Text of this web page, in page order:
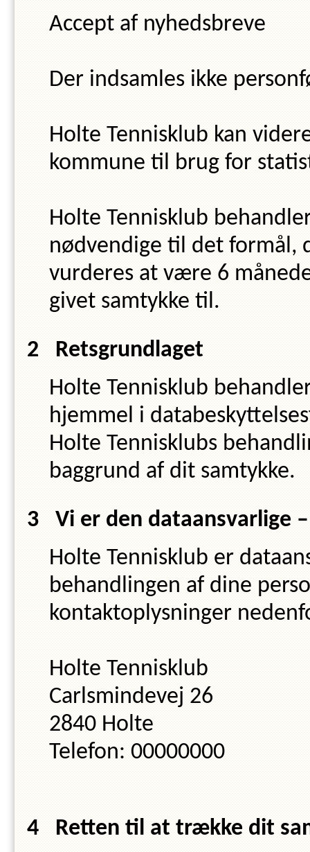
Accept af nyhedsbreve
Der indsamles ikke
Holte Tennisklub kan
kommune til brug for
Holte Tennisklub
nødvendige til det formål,
vurderes at være 6
givet samtykke til.
Retsgrundlaget
Holte Tennisklub
hjemmel i
Holte Tennisklubs
baggrund af dit samtykke.
Vi er den dataansvarlige
Holte Tennisklub er
behandlingen af dine
kontaktoplysninger
Holte Tennisklub
Carlsmindevej 26
2840 Holte
Telefon: 00000000
Retten til at trække dit